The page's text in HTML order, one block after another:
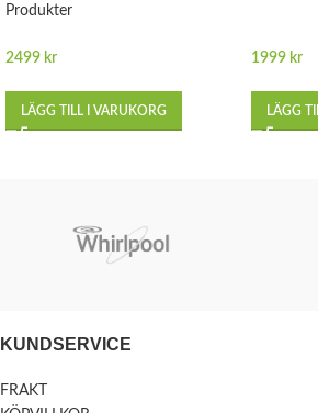
Produkter
2499 kr
LÄGG TILL I VARUKORG
1999 kr
LÄGG
KUNDSERVICE
FRAKT